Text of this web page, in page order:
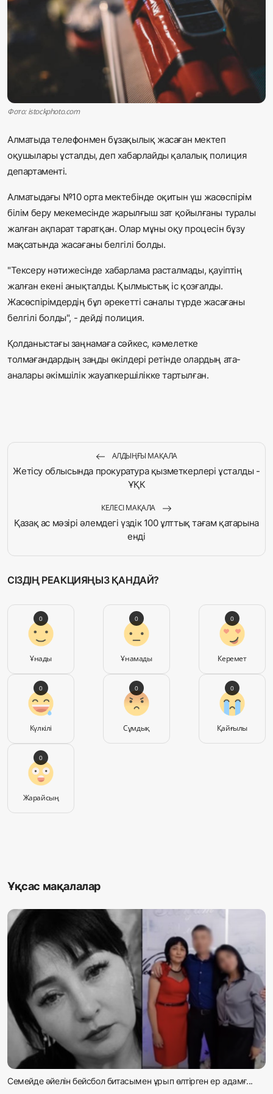
Жаңалықтар
Қоғам
Әлем
Қазақ тілі
Фото: istockphoto.com
Алматыда телефонмен бұзақылық жасаған мектеп
оқушылары ұсталды, деп хабарлайды қалалық полиция
департаменті.
Алматыдағы №10 орта мектебінде оқитын үш жасөспірім
білім беру мекемесінде жарылғыш зат қойылғаны туралы
жалған ақпарат таратқан. Олар мұны оқу процесін бұзу
мақсатында жасағаны белгілі болды.
"Тексеру нәтижесінде хабарлама расталмады, қауіптің
жалған екені анықталды. Қылмыстық іс қозғалды.
Жасөспірімдердің бұл әрекетті саналы түрде жасағаны
белгілі болды", - дейді полиция.
Қолданыстағы заңнамаға сәйкес, кәмелетке
толмағандардың заңды өкілдері ретінде олардың ата-
аналары әкімшілік жауапкершілікке тартылған.
АЛДЫҢҒЫ МАҚАЛА
Жетісу облысында прокуратура қызметкерлері ұсталды -
ҰҚК
КЕЛЕСІ МАҚАЛА
Қазақ ас мәзірі әлемдегі үздік 100 ұлттық тағам қатарына
енді
СІЗДІҢ РЕАКЦИЯҢЫЗ ҚАНДАЙ?
Ұнады
0
Ұнамады
0
Керемет
0
Күлкілі
0
Сұмдық
0
Қайғылы
0
Жарайсың
0
Ұқсас мақалалар
Семейде әйелін бейсбол битасымен ұрып өлтірген ер адамғ...